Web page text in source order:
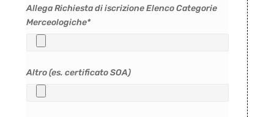
Allega Richiesta di iscrizione Elenco Categorie
Merceologiche*
Altro (es. certificato SOA)